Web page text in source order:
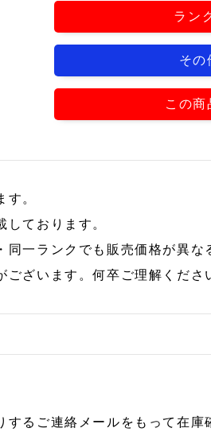
ラン
その
この商
。
ております。
一ランクでも販売価格が異な
ざいます。何卒ご理解くださ
るご連絡メールをもって在庫